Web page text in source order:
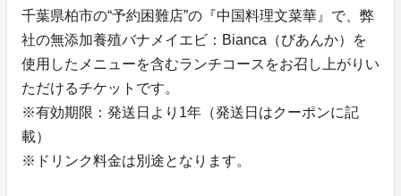
千葉県柏市の“予約困難店”の『中国料理文菜華』で、弊
社の無添加養殖バナメイエビ：Bianca（びあんか）を
使用したメニューを含むランチコースをお召し上がりい
ただけるチケットです。
※有効期限：発送日より1年（発送日はクーポンに記
載）
※ドリンク料金は別途となります。